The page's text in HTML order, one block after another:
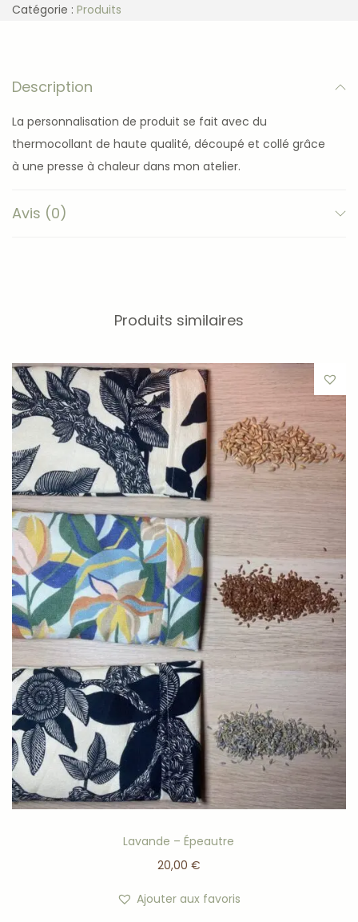
Catégorie : Produits
Description
La personnalisation de produit se fait avec du
thermocollant de haute qualité, découpé et collé grâce
à une presse à chaleur dans mon atelier.
Avis (0)
Produits similaires
Lavande – Épeautre
20,00 €
Ajouter aux favoris